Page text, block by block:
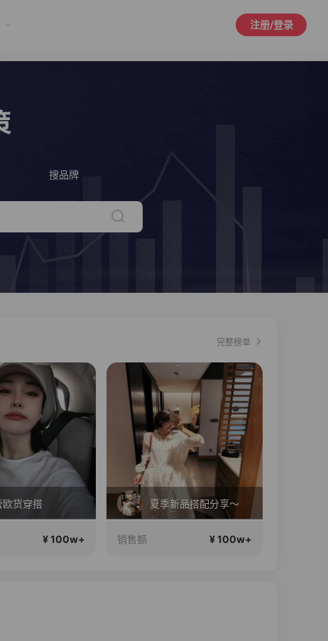
注册/登录
搜品牌
完整榜单
品搭配分享～
¥ 100w+
直播中
Diva女孩们集合啦~意大利料特产来啦！
销售额 ¥ 100w+